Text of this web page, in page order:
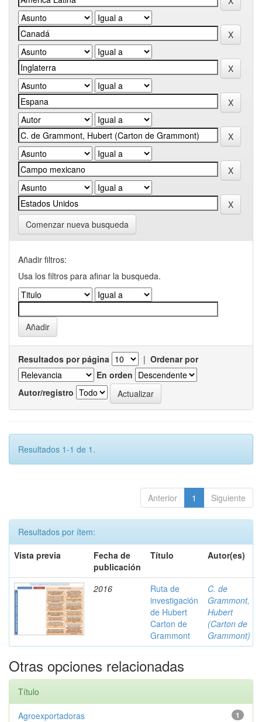
Comenzar nueva busqueda
Añadir filtros:
Usa los filtros para afinar la busqueda.
Resultados por página | Ordenar por
En orden
Autor/registro
Resultados 1-1 de 1.
Anterior 1 Siguiente
Resultados por ítem:
Vista previa
Fecha de
publicación
Título Autor(es)
2016
Ruta de
investigación
de Hubert
Carton de
Grammont
C. de
Grammont,
Hubert
(Carton de
Grammont)
Otras opciones relacionadas
Título
1
Agroexportadoras